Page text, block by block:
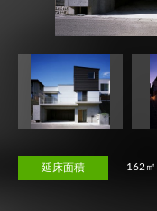
延床面積 162㎡